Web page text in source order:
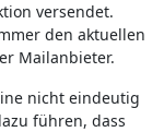
versendet.
den aktuellen
Mailanbieter.
nicht eindeutig
führen, dass